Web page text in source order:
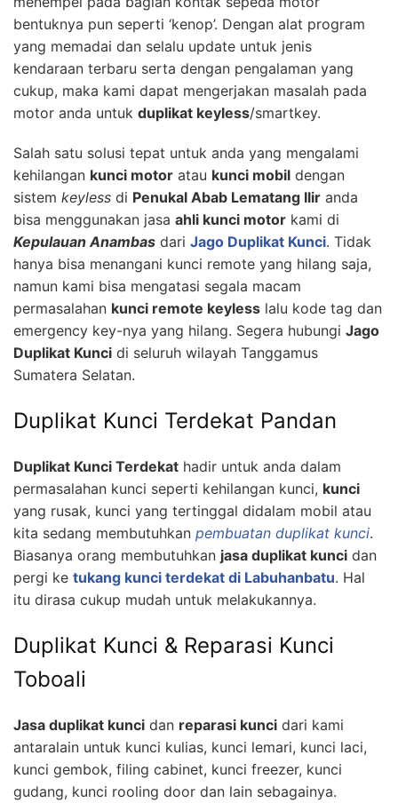
bentuknya pun seperti ‘kenop’. Dengan alat program
yang memadai dan selalu update untuk jenis
kendaraan terbaru serta dengan pengalaman yang
cukup, maka kami dapat mengerjakan masalah pada
motor anda untuk duplikat keyless/smartkey.
Salah satu solusi tepat untuk anda yang mengalami
kehilangan kunci motor atau kunci mobil dengan
sistem keyless di Penukal Abab Lematang Ilir anda
bisa menggunakan jasa ahli kunci motor kami di
Kepulauan Anambas dari Jago Duplikat Kunci. Tidak
hanya bisa menangani kunci remote yang hilang saja,
namun kami bisa mengatasi segala macam
permasalahan kunci remote keyless lalu kode tag dan
emergency key-nya yang hilang. Segera hubungi Jago
Duplikat Kunci di seluruh wilayah Tanggamus
Sumatera Selatan.
Duplikat Kunci Terdekat Pandan
Duplikat Kunci Terdekat hadir untuk anda dalam
permasalahan kunci seperti kehilangan kunci, kunci
yang rusak, kunci yang tertinggal didalam mobil atau
kita sedang membutuhkan pembuatan duplikat kunci.
Biasanya orang membutuhkan jasa duplikat kunci dan
pergi ke tukang kunci terdekat di Labuhanbatu. Hal
itu dirasa cukup mudah untuk melakukannya.
Duplikat Kunci & Reparasi Kunci
Toboali
Jasa duplikat kunci dan reparasi kunci dari kami
antaralain untuk kunci kulias, kunci lemari, kunci laci,
kunci gembok, filing cabinet, kunci freezer, kunci
gudang, kunci rooling door dan lain sebagainya.